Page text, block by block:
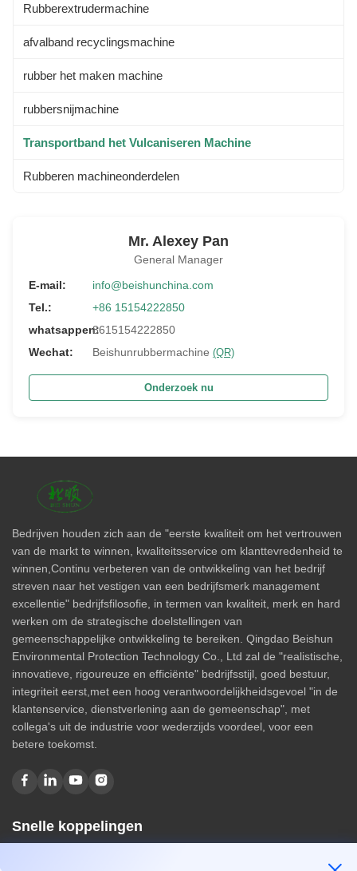
Rubberextrudermachine
afvalband recyclingsmachine
rubber het maken machine
rubbersnijmachine
Transportband het Vulcaniseren Machine
Rubberen machineonderdelen
Mr. Alexey Pan
General Manager
E-mail:
info@beishunchina.com
Tel.:
+86 15154222850
whatsappen:8615154222850
Wechat:
Beishunrubbermachine (QR)
Onderzoek nu
Bedrijven houden zich aan de "eerste kwaliteit om het vertrouwen
van de markt te winnen, kwaliteitsservice om klanttevredenheid te
winnen,Continu verbeteren van de ontwikkeling van het bedrijf
streven naar het vestigen van een bedrijfsmerk management
excellentie" bedrijfsfilosofie, in termen van kwaliteit, merk en hard
werken om de strategische doelstellingen van
gemeenschappelijke ontwikkeling te bereiken. Qingdao Beishun
Environmental Protection Technology Co., Ltd zal de "realistische,
innovatieve, rigoureuze en efficiënte" bedrijfsstijl, goed bestuur,
integriteit eerst,met een hoog verantwoordelijkheidsgevoel "in de
klantenservice, dienstverlening aan de gemeenschap", met
collega's uit de industrie voor wederzijds voordeel, voor een
betere toekomst.
Snelle koppelingen